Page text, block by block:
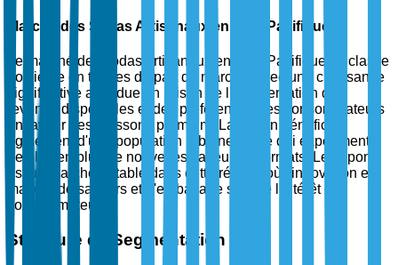
Marché des Sodas Artisanaux en Asie-Pacifique
Le marché des sodas artisanaux en Asie-Pacifique se classe
troisième en termes de part de marché, avec une croissance
significative attendue en raison de l'augmentation des
revenus disponibles et des préférences des consommateurs
en faveur des boissons premium. La région bénéficie
également d'une population urbaine jeune qui expérimente
de plus en plus de nouvelles saveurs et formats. Le Japon
est un marché notable dans cette région, où l'innovation en
matière de saveurs et d'emballage stimule l'intérêt des
consommateurs.
Structure de Segmentation